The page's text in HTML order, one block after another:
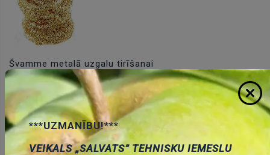
Švamme metalā uzgalu tirīšanai
Cena:6.01 €
ID:00012117 Artikuls: SR-SCRUB
Noliktavas
stāvoklis: 3
***UZMANĪBU!***
VEIKALS „SALVATS” TEHNISKU IEMESLU